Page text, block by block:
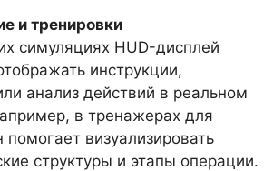
и тренировки
симуляциях HUD-дисплей
инструкции,
анализ действий в реальном
в тренажерах для
помогает визуализировать
структуры и этапы операции.